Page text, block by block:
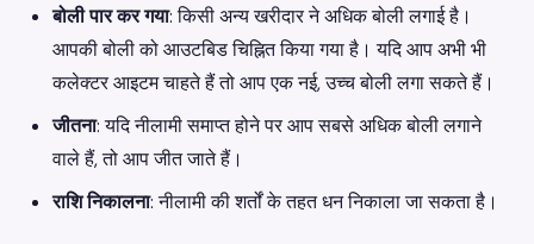
बोली पार कर गया: किसी अन्य खरीदार ने अधिक बोली लगाई है।
आपकी बोली को आउटबिड चिह्नित किया गया है। यदि आप अभी भी
कलेक्टर आइटम चाहते हैं तो आप एक नई, उच्च बोली लगा सकते हैं।
जीतना: यदि नीलामी समाप्त होने पर आप सबसे अधिक बोली लगाने
वाले हैं, तो आप जीत जाते हैं।
राशि निकालना: नीलामी की शर्तों के तहत धन निकाला जा सकता है।